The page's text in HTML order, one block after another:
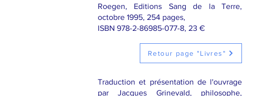
Roegen, Editions Sang de la Terre,
octobre 1995, 254 pages,
ISBN 978-2-86985-077-8, 23 €
Retour page "Livres"
Traduction et présentation de l'ouvrage
par Jacques Grinevald, philosophe,